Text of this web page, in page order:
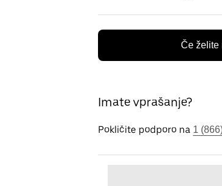
Če želite
Imate vprašanje?
Pokličite podporo na 1